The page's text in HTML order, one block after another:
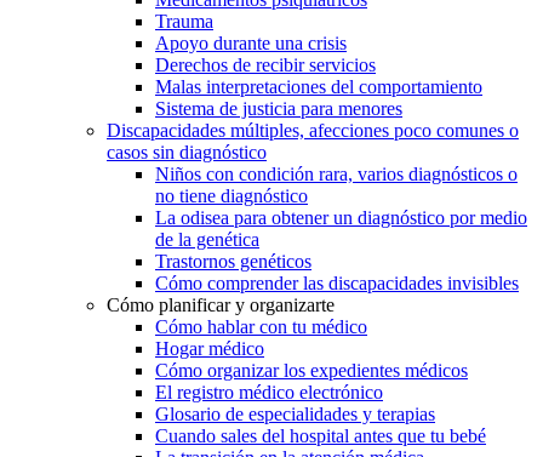
Trauma
Apoyo durante una crisis
Derechos de recibir servicios
Malas interpretaciones del comportamiento
Sistema de justicia para menores
Discapacidades múltiples, afecciones poco comunes o
casos sin diagnóstico
Niños con condición rara, varios diagnósticos o
no tiene diagnóstico
La odisea para obtener un diagnóstico por medio
de la genética
Trastornos genéticos
Cómo comprender las discapacidades invisibles
Cómo planificar y organizarte
Cómo hablar con tu médico
Hogar médico
Cómo organizar los expedientes médicos
El registro médico electrónico
Glosario de especialidades y terapias
Cuando sales del hospital antes que tu bebé